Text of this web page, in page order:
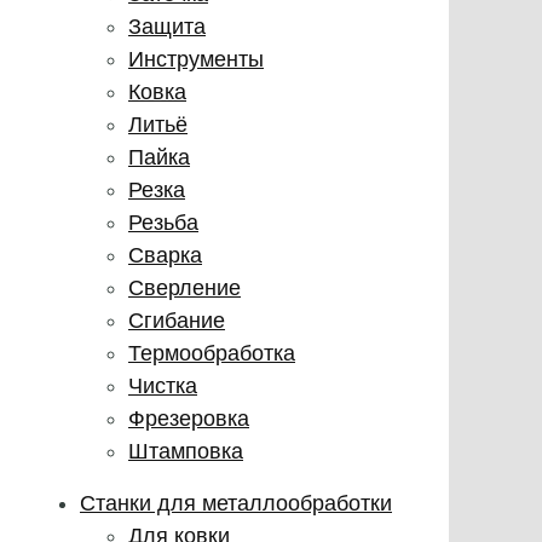
Защита
Инструменты
Ковка
Литьё
Пайка
Резка
Резьба
Сварка
Сверление
Сгибание
Термообработка
Чистка
Фрезеровка
Штамповка
Станки для металлообработки
Для ковки